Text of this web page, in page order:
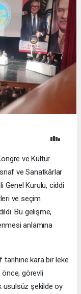
ve Kültür
ve Sanatkârlar
Genel Kurulu, ciddi
ve seçim
Bu gelişme,
anlamına
tarihine kara bir leke
görevli
usulsüz şekilde oy